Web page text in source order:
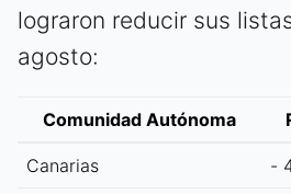
lograron reducir sus
agosto:
Comunidad Autónoma
Canarias -